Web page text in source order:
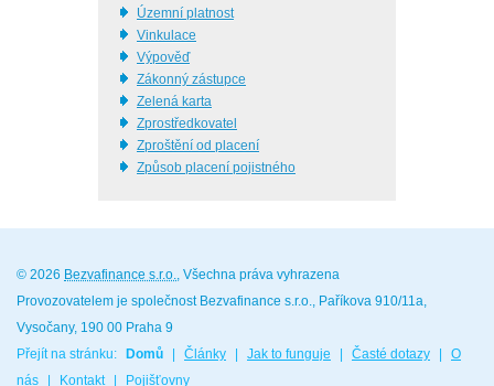
Územní platnost
Vinkulace
Výpověď
Zákonný zástupce
Zelená karta
Zprostředkovatel
Zproštění od placení
Způsob placení pojistného
© 2026 Bezvafinance s.r.o., Všechna práva vyhrazena
Provozovatelem je společnost Bezvafinance s.r.o., Paříkova 910/11a,
Vysočany, 190 00 Praha 9
Přejít na stránku:
Domů Články Jak to funguje Časté dotazy
O
nás
Kontakt Pojišťovny